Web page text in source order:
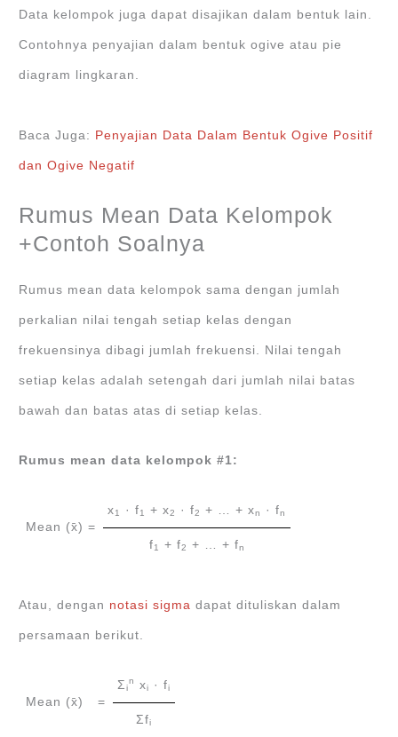
Data kelompok juga dapat disajikan dalam bentuk lain.
Contohnya penyajian dalam bentuk ogive atau pie
diagram lingkaran.
Baca Juga: Penyajian Data Dalam Bentuk Ogive Positif
dan Ogive Negatif
Rumus Mean Data Kelompok
+Contoh Soalnya
Rumus mean data kelompok sama dengan jumlah
perkalian nilai tengah setiap kelas dengan
frekuensinya dibagi jumlah frekuensi. Nilai tengah
setiap kelas adalah setengah dari jumlah nilai batas
bawah dan batas atas di setiap kelas.
Rumus mean data kelompok #1:
Mean (x̄) =
x1 · f1 + x2 · f2 + … + xn · fn
f1 + f2 + … + fn
Atau, dengan notasi sigma dapat dituliskan dalam
persamaan berikut.
Mean (x̄) =
Ʃi
n xi · fi
Ʃfi